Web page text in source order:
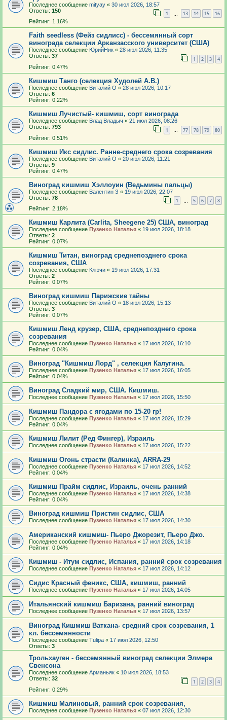
Последнее сообщение mityay « 30 июл 2026, 18:57
Ответы: 150 1 13 14 15 16
Рейтинг: 1.16%
Faith seedless (Фейз сидлисс) - бессемянный сорт
винограда селекции Арканзасского университет (США)
Последнее сообщение ЮрийНик « 28 июл 2026, 11:35
Ответы: 37 1 2 3 4
Рейтинг: 0.47%
Кишмиш Танго (селекция Худолей А.В.)
Последнее сообщение Виталий О « 28 июл 2026, 10:17
Ответы: 6
Рейтинг: 0.22%
Кишмиш Лучистый- кишмиш, сорт винограда
Последнее сообщение Влад Владыч « 21 июл 2026, 08:26
Ответы: 793 1 77 78 79 80
Рейтинг: 0.51%
Кишмиш Икс сидлис. Ранне-среднего срока созревания
Последнее сообщение Виталий О « 20 июл 2026, 11:21
Ответы: 9
Рейтинг: 0.47%
Виноград кишмиш Хэллоуин (Ведьмины пальцы)
Последнее сообщение Валентин З « 19 июл 2026, 22:07
Ответы: 78 1 5 6 7 8
Рейтинг: 2.18%
Кишмиш Карлита (Carlita, Sheegene 25) США, виноград
Последнее сообщение Пузенко Наталья « 19 июл 2026, 18:18
Ответы: 2
Рейтинг: 0.07%
Кишмиш Титан, виноград среднепозднего срока
созревания, США
Последнее сообщение Ключи « 19 июл 2026, 17:31
Ответы: 2
Рейтинг: 0.07%
Виноград кишмиш Парижские тайны
Последнее сообщение Виталий О « 18 июл 2026, 15:13
Ответы: 3
Рейтинг: 0.07%
Кишмиш Ленд крузер, США, среднепозднего срока
созревания
Последнее сообщение Пузенко Наталья « 17 июл 2026, 16:10
Рейтинг: 0.04%
Виноград "Кишмиш Лорд" , селекция Калугина.
Последнее сообщение Пузенко Наталья « 17 июл 2026, 16:05
Рейтинг: 0.04%
Виноград Сладкий мир, США. Кишмиш.
Последнее сообщение Пузенко Наталья « 17 июл 2026, 15:50
Кишмиш Пандора с ягодами по 15-20 гр!
Последнее сообщение Пузенко Наталья « 17 июл 2026, 15:29
Рейтинг: 0.04%
Кишмиш Лилит (Ред Фингер), Израиль
Последнее сообщение Пузенко Наталья « 17 июл 2026, 15:22
Кишмиш Огонь страсти (Калинка), ARRA-29
Последнее сообщение Пузенко Наталья « 17 июл 2026, 14:52
Рейтинг: 0.04%
Кишмиш Прайм сидлис, Израиль, очень ранний
Последнее сообщение Пузенко Наталья « 17 июл 2026, 14:38
Рейтинг: 0.04%
Виноград кишмиш Пристин сидлис, США
Последнее сообщение Пузенко Наталья « 17 июл 2026, 14:30
Американский кишмиш- Пьеро Джорезит, Пьеро Джо.
Последнее сообщение Пузенко Наталья « 17 июл 2026, 14:18
Рейтинг: 0.04%
Кишмиш - Итум сидлис, Испания, ранний срок созревания
Последнее сообщение Пузенко Наталья « 17 июл 2026, 14:12
Сидис Красный феникс, США, кишмиш, ранний
Последнее сообщение Пузенко Наталья « 17 июл 2026, 14:05
Итальянский кишмиш Баризана, ранний виноград
Последнее сообщение Пузенко Наталья « 17 июл 2026, 13:57
Виноград Кишмиш Ваткана- средний срок созревания, 1
кл. бессемянности
Последнее сообщение Tulipa « 17 июл 2026, 12:50
Ответы: 3
Трольхауген - бессемянный виноград селекции Элмера
Свенсона
Последнее сообщение Арманьяк « 10 июл 2026, 18:53
Ответы: 32 1 2 3 4
Рейтинг: 0.29%
Кишмиш Малиновый, ранний срок созревания,
Последнее сообщение Пузенко Наталья « 07 июл 2026, 12:30